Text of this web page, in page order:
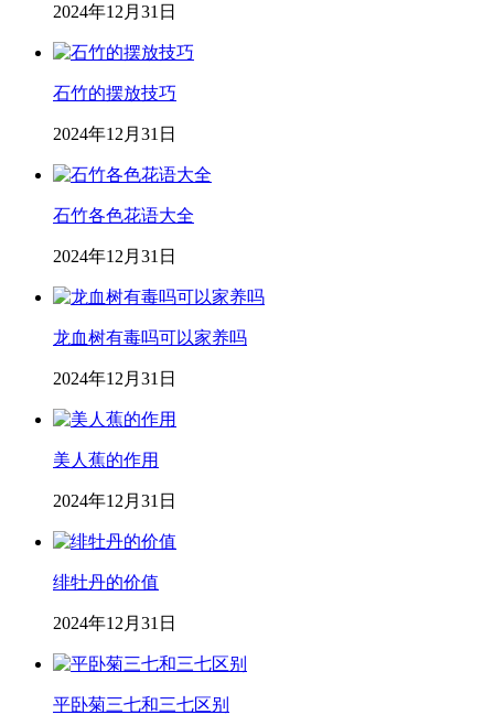
2024年12月31日
石竹的摆放技巧
2024年12月31日
石竹各色花语大全
2024年12月31日
龙血树有毒吗可以家养吗
2024年12月31日
美人蕉的作用
2024年12月31日
绯牡丹的价值
2024年12月31日
平卧菊三七和三七区别